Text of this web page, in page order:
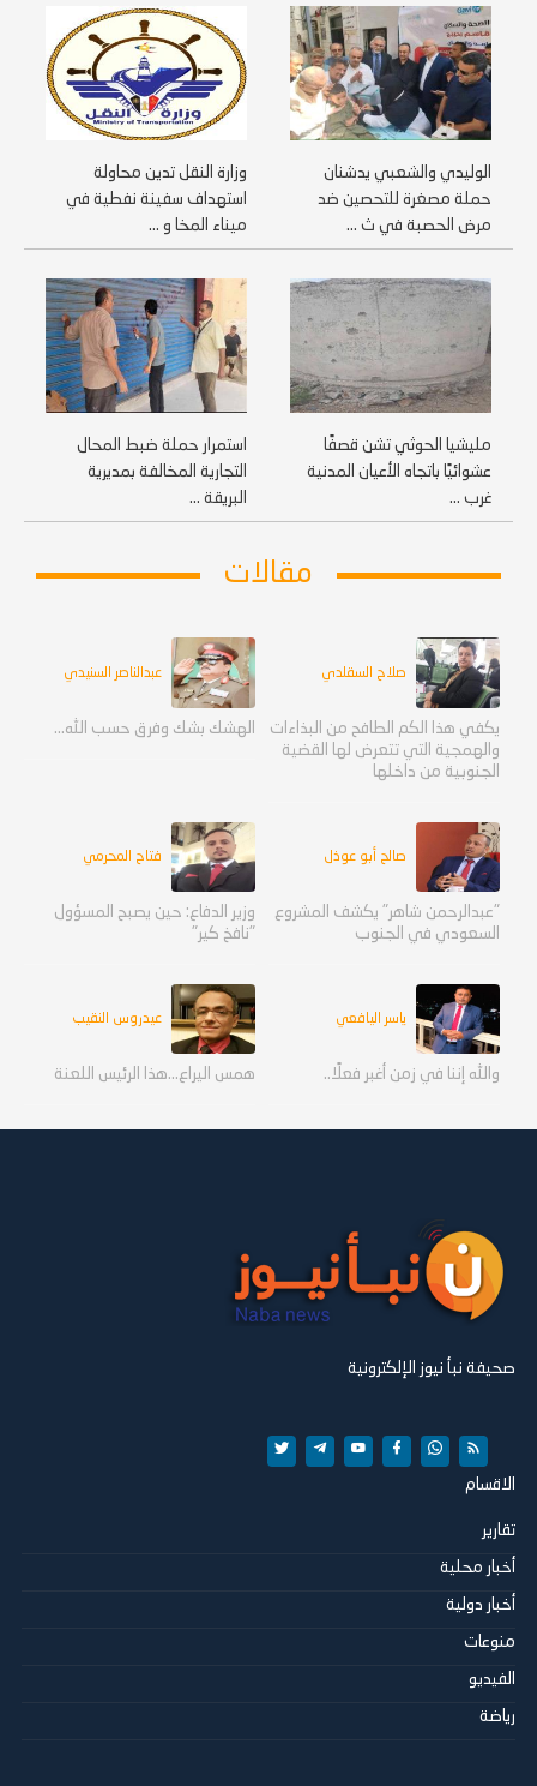
الوليدي والشعبي يدشنان
حملة مصغرة للتحصين ضد
مرض الحصبة في ث ...
وزارة النقل تدين محاولة
استهداف سفينة نفطية في
ميناء المخا و ...
مليشيا الحوثي تشن قصفًا
عشوائيًا باتجاه الأعيان المدنية
غرب ...
استمرار حملة ضبط المحال
التجارية المخالفة بمديرية
البريقة ...
مقالات
صلاح السقلدي
يكفي هذا الكم الطافح من البذاءات
والهمجية التي تتعرض لها القضية
الجنوبية من داخلها
عبدالناصر السنيدي
الهشك بشك وفرق حسب الله...
صالح أبو عوذل
"عبدالرحمن شاهر" يكشف المشروع
السعودي في الجنوب
فتاح المحرمي
وزير الدفاع: حين يصبح المسؤول
"نافخ كير"
ياسر اليافعي
والله إننا في زمن أغبر فعلًا..
عيدروس النقيب
همس اليراع...هذا الرئيس اللعنة
صحيفة نبأ نيوز الإلكترونية
الاقسام
تقارير
أخبار محلية
أخبار دولية
منوعات
الفيديو
رياضة